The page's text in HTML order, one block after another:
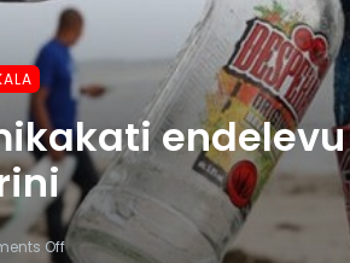
Off
On
Mafia